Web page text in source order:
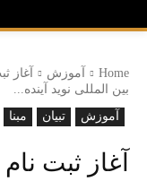
Home آموزش
بین المللی نوید آینده...
آموزش
تبیان مبنا
آغاز ثبت